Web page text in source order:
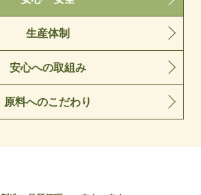
生産体制
安心への取組み
原料へのこだわり